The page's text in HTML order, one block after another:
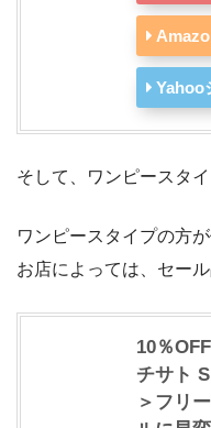
Yahoo
そして、ワンピースタイ
ワンピースタイプの方
お店によっては、セー
10％
チサト
＞フリ